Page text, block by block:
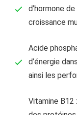
d’hormone
croissance
Acide
d’énergie
ainsi les
Vitamine B12